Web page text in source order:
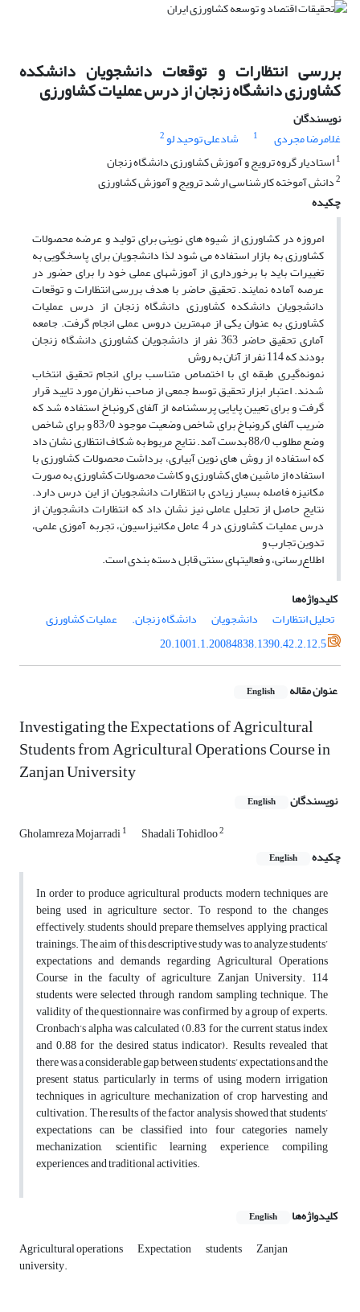
بررسی انتظارات و توقعات دانشجویان دانشکده
کشاورزی دانشگاه زنجان از درس عملیات کشاورزی
نویسندگان
غلامرضا مجردی
1 شادعلی توحید لو2
1استادیار گروه ترویج و آموزش کشاورزی دانشگاه زنجان
2دانش آموخته کارشناسی ارشد ترویج و آموزش کشاورزی
چکیده
امروزه در کشاورزی از شیوه های نوینی برای تولید و عرضه محصولات
کشاورزی به بازار استفاده می شود لذا دانشجویان برای پاسخگویی به
تغییرات باید با برخورداری از آموزشهای عملی خود را برای حضور در
عرصه آماده نمایند. تحقیق حاضر با هدف بررسی انتظارات و توقعات
دانشجویان دانشکده کشاورزی دانشگاه زنجان از درس عملیات
کشاورزی به عنوان یکی از مهمترین دروس عملی انجام گرفت. جامعه
آماری تحقیق حاضر 363 نفر از دانشجویان کشاورزی دانشگاه زنجان
بودند که 114 نفر از آنان به روش
نمونه‌گیری طبقه ای با اختصاص متناسب برای انجام تحقیق انتخاب
شدند. اعتبار ابزار تحقیق توسط جمعی از صاحب نظران مورد تایید قرار
گرفت و برای تعیین پایایی پرسشنامه از آلفای کرونباخ استفاده شد که
ضریب آلفای کرونباخ برای شاخص وضعیت موجود 83/0 و برای شاخص
وضع مطلوب 88/0 بدست آمد. نتایج مربوط به شکاف انتظاری نشان داد
که استفاده از روش های نوین آبیاری، برداشت محصولات کشاورزی با
استفاده از ماشین های کشاورزی و کاشت محصولات کشاورزی به صورت
مکانیزه فاصله بسیار زیادی با انتظارات دانشجویان از این درس دارد.
نتایج حاصل از تحلیل عاملی نیز نشان داد که انتظارات دانشجویان از
درس عملیات کشاورزی در 4 عامل مکانیزاسیون، تجربه آموزی علمی،
تدوین تجارب و
اطلاع‌رسانی، و فعالیتهای سنتی قابل دسته بندی است.
کلیدواژه‌ها
تحلیل انتظارات
دانشجویان دانشگاه زنجان.
عملیات کشاورزی
20.1001.1.20084838.1390.42.2.12.5
عنوان مقاله English
Investigating the Expectations of Agricultural
Students from Agricultural Operations Course in
Zanjan University
نویسندگان English
Gholamreza Mojarradi1 Shadali Tohidloo2
چکیده English
In order to produce agricultural products, modern techniques are
being used in agriculture sector. To respond to the changes
effectively, students should prepare themselves applying practical
trainings. The aim of this descriptive study was to analyze students’
expectations and demands regarding Agricultural Operations
Course in the faculty of agriculture, Zanjan University. 114
students were selected through random sampling technique. The
validity of the questionnaire was confirmed by a group of experts.
Cronbach’s alpha was calculated (0.83 for the current status index
and 0.88 for the desired status indicator). Results revealed that
there was a considerable gap between students’ expectations and the
present status, particularly in terms of using modern irrigation
techniques in agriculture, mechanization of crop harvesting and
cultivation. The results of the factor analysis showed that students’
expectations can be classified into four categories namely
mechanization, scientific learning experience, compiling
experiences, and traditional activities.
کلیدواژه‌ها English
Agricultural operations Expectation students Zanjan
university.